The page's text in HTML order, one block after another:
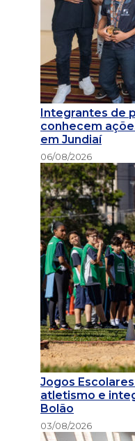
Integrantes de
conhecem
em Jundiaí
06/08/2026
Jogos
atletismo e
Bolão
03/08/2026